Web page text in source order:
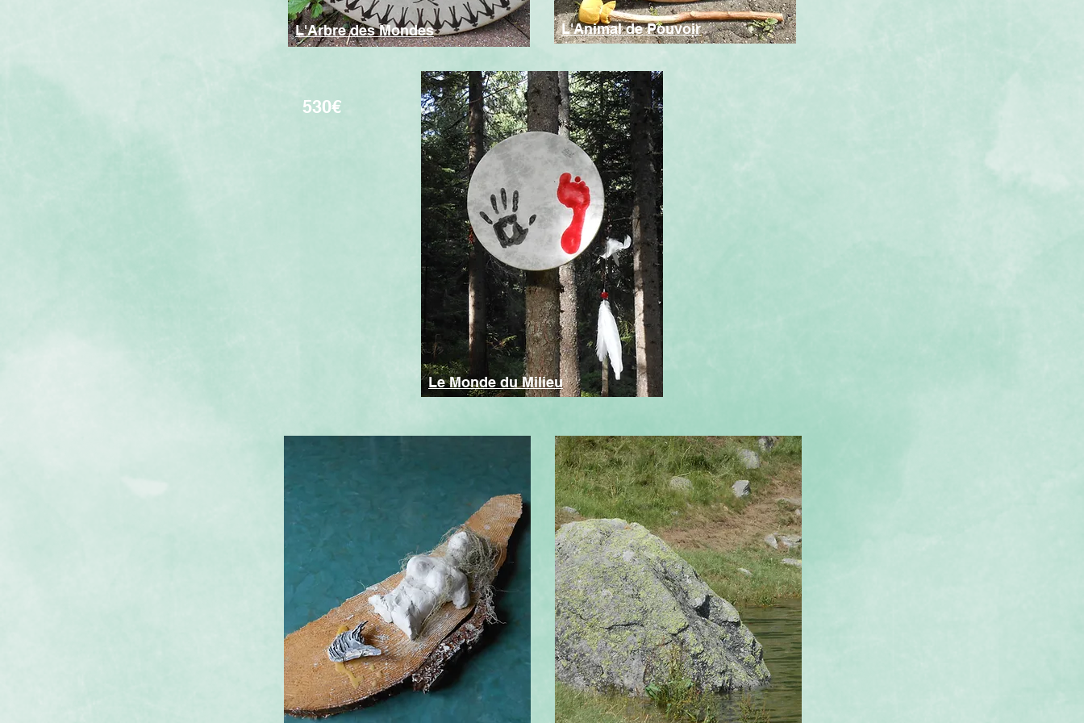
L'Arbre des Mondes
530€
L'Animal de Pouvoir
750€
Le Monde du Milieu